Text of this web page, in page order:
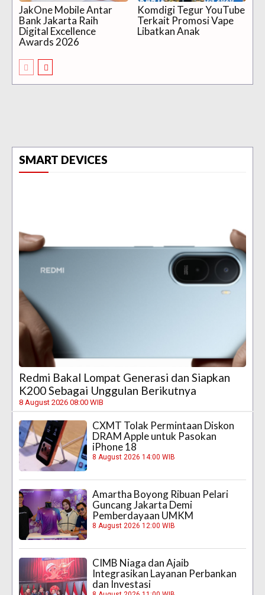
JakOne Mobile Antar
Bank Jakarta Raih
Digital Excellence
Awards 2026
Komdigi Tegur YouTube
Terkait Promosi Vape
Libatkan Anak
SMART DEVICES
Redmi Bakal Lompat Generasi dan Siapkan
K200 Sebagai Unggulan Berikutnya
8 August 2026 08:00 WIB
CXMT Tolak Permintaan Diskon
DRAM Apple untuk Pasokan
iPhone 18
8 August 2026 14:00 WIB
Amartha Boyong Ribuan Pelari
Guncang Jakarta Demi
Pemberdayaan UMKM
8 August 2026 12:00 WIB
CIMB Niaga dan Ajaib
Integrasikan Layanan Perbankan
dan Investasi